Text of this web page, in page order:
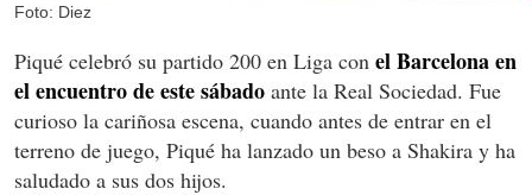
Foto: Diez
Piqué celebró su partido 200 en Liga con el Barcelona en
el encuentro de este sábado ante la Real Sociedad. Fue
curioso la cariñosa escena, cuando antes de entrar en el
terreno de juego, Piqué ha lanzado un beso a Shakira y ha
saludado a sus dos hijos.